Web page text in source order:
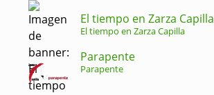
El tiempo en Zarza Capilla
El tiempo en Zarza Capilla
Parapente
Parapente